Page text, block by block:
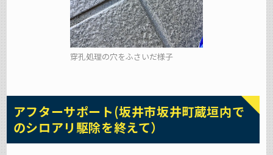
穿孔処理の穴をふさいだ様子
アフターサポート(坂井市坂井町蔵垣内で
のシロアリ駆除を終えて）